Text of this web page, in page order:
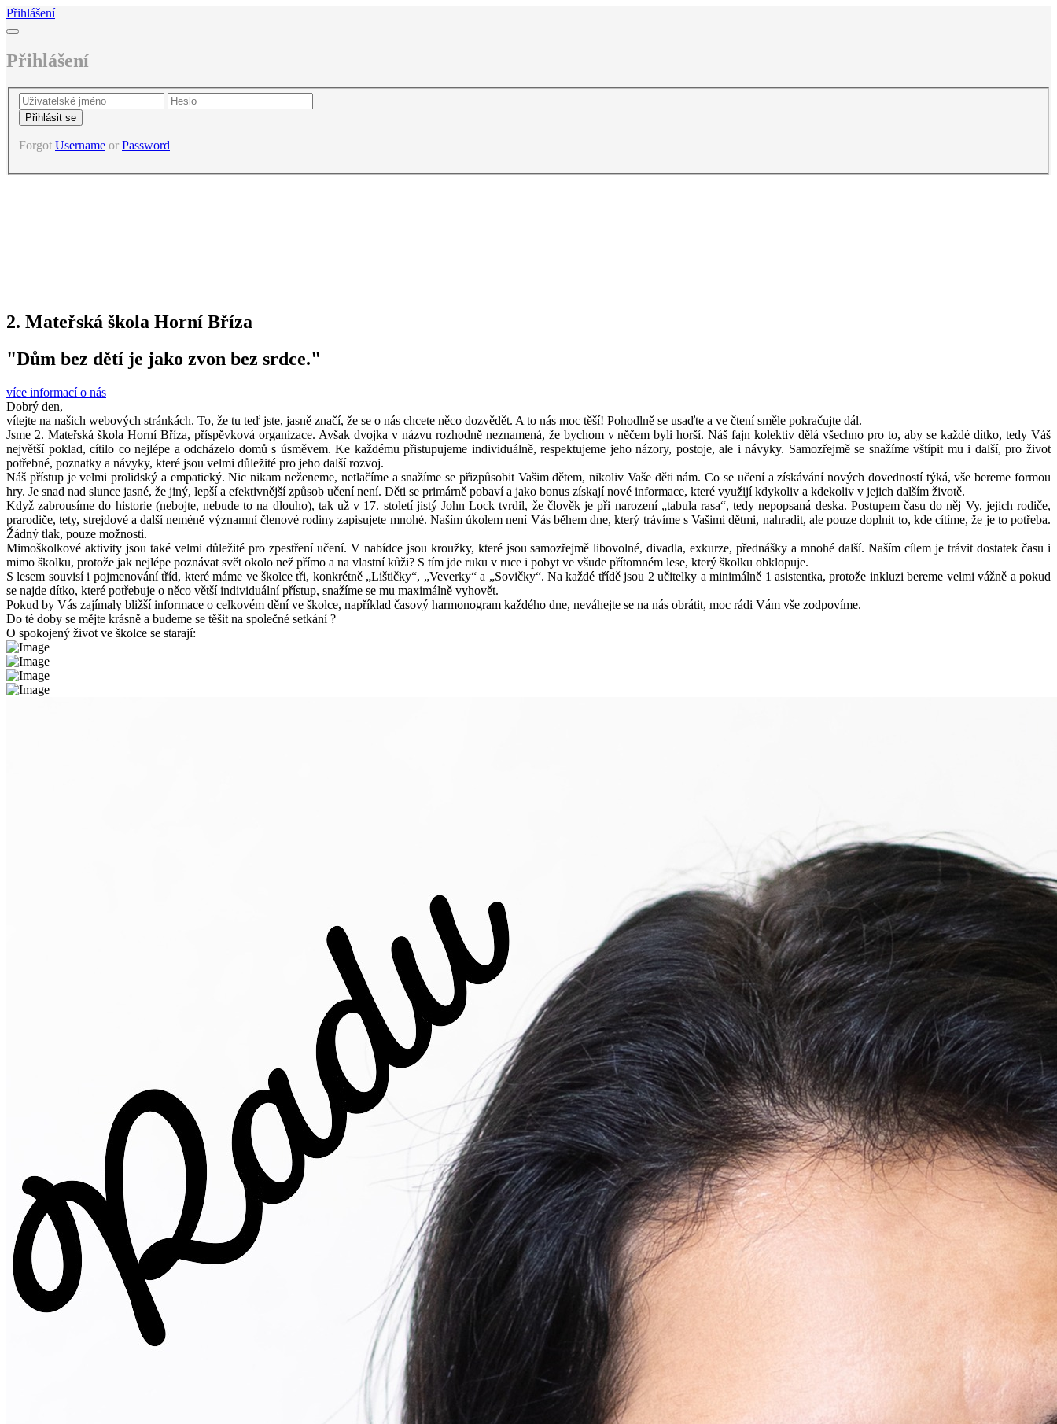
Přihlášení
Přihlášení
Forgot Username or Password
2. Mateřská škola Horní Bříza
"Dům bez dětí je jako zvon bez srdce."
více informací o nás
Dobrý den,
vítejte na našich webových stránkách. To, že tu teď jste, jasně značí, že se o nás chcete něco dozvědět. A to nás moc těší! Pohodlně se usaďte a ve čtení směle pokračujte dál.
Jsme 2. Mateřská škola Horní Bříza, příspěvková organizace. Avšak dvojka v názvu rozhodně neznamená, že bychom v něčem byli horší. Náš fajn kolektiv dělá všechno pro to, aby se každé dítko, tedy Váš
největší poklad, cítilo co nejlépe a odcházelo domů s úsměvem. Ke každému přistupujeme individuálně, respektujeme jeho názory, postoje, ale i návyky. Samozřejmě se snažíme vštípit mu i další, pro život
potřebné, poznatky a návyky, které jsou velmi důležité pro jeho další rozvoj.
Náš přístup je velmi prolidský a empatický. Nic nikam neženeme, netlačíme a snažíme se přizpůsobit Vašim dětem, nikoliv Vaše děti nám. Co se učení a získávání nových dovedností týká, vše bereme formou
hry. Je snad nad slunce jasné, že jiný, lepší a efektivnější způsob učení není. Děti se primárně pobaví a jako bonus získají nové informace, které využijí kdykoliv a kdekoliv v jejich dalším životě.
Když zabrousíme do historie (nebojte, nebude to na dlouho), tak už v 17. století jistý John Lock tvrdil, že člověk je při narození „tabula rasa“, tedy nepopsaná deska. Postupem času do něj Vy, jejich rodiče,
prarodiče, tety, strejdové a další neméně významní členové rodiny zapisujete mnohé. Naším úkolem není Vás během dne, který trávíme s Vašimi dětmi, nahradit, ale pouze doplnit to, kde cítíme, že je to potřeba.
Žádný tlak, pouze možnosti.
Mimoškolkové aktivity jsou také velmi důležité pro zpestření učení. V nabídce jsou kroužky, které jsou samozřejmě libovolné, divadla, exkurze, přednášky a mnohé další. Naším cílem je trávit dostatek času i
mimo školku, protože jak nejlépe poznávat svět okolo než přímo a na vlastní kůži? S tím jde ruku v ruce i pobyt ve všude přítomném lese, který školku obklopuje.
S lesem souvisí i pojmenování tříd, které máme ve školce tři, konkrétně „Lištičky“, „Veverky“ a „Sovičky“. Na každé třídě jsou 2 učitelky a minimálně 1 asistentka, protože inkluzi bereme velmi vážně a pokud
se najde dítko, které potřebuje o něco větší individuální přístup, snažíme se mu maximálně vyhovět.
Pokud by Vás zajímaly bližší informace o celkovém dění ve školce, například časový harmonogram každého dne, neváhejte se na nás obrátit, moc rádi Vám vše zodpovíme.
Do té doby se mějte krásně a budeme se těšit na společné setkání ?
O spokojený život ve školce se starají: